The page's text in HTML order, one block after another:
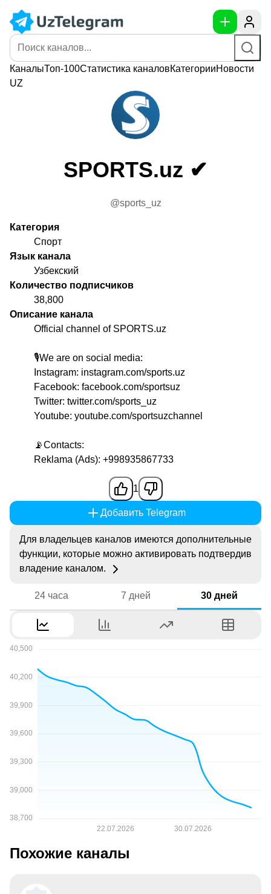
КаналыТоп-100Статистика каналовКатегорииНовости
UZ
SPORTS.uz ✔
@sports_uz
Категория
Спорт
Язык канала
Узбекский
Количество подписчиков
38,800
Описание канала
Official channel of SPORTS.uz
🎙We are on social media:
Instagram: instagram.com/sports.uz
Facebook: facebook.com/sportsuz
Twitter: twitter.com/sports_uz
Youtube: youtube.com/sportsuzchannel
📡Contacts:
Reklama (Ads): +998935867733
1
Добавить Telegram
Для владельцев каналов имеются дополнительные
функции, которые можно активировать подтвердив
владение каналом.
24 часа 7 дней 30 дней
Похожие каналы